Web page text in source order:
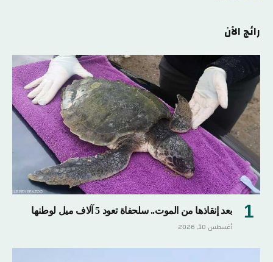
رائج الآن
بعد إنقاذها من الموت.. سلحفاة تعود 5 آلاف ميل لوطنها
أغسطس 10, 2026